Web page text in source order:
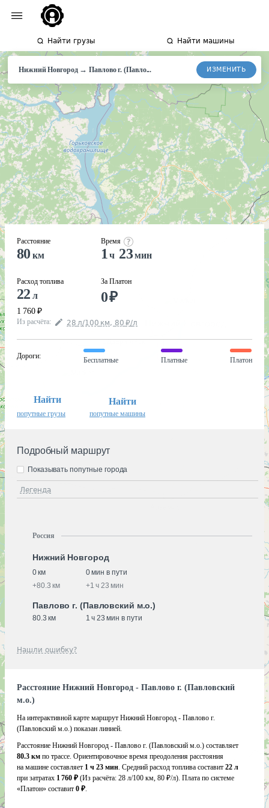
Найти грузы Найти машины
Нижний Новгород→Павлово г. (Павло... ИЗМЕНИТЬ
Расстояние
80 км
Расход топлива
22 л
1 760 ₽
Время
1 ч 23мин
За Платон
0₽
Из расчёта: 28 л/100 км, 80 ₽/л
Дороги:
Бесплатные Платные Платон
Найти
попутные грузы
Найти
попутные машины
Подробный маршрут
Легенда
Показывать попутные города
Россия
Нижний Новгород
0 км
0 мин в пути
+80.3 км +1 ч 23 мин
Павлово г. (Павловский м.о.)
80.3 км 1 ч 23 мин в пути
Нашли ошибку?
Расстояние Нижний Новгород - Павлово г. (Павловский
м.о.)
На интерактивной карте маршрут Нижний Новгород - Павлово г.
(Павловский м.о.) показан линией.
Расстояние Нижний Новгород - Павлово г. (Павловский м.о.) составляет
80.3 км по трассе. Ориентировочное время преодоления расстояния
на машине составляет 1 ч 23 мин. Средний расход топлива составит 22 л
при затратах 1 760 ₽ (Из расчёта: 28 л/100 км, 80 ₽/л). Плата по системе
«Платон» составит 0 ₽.